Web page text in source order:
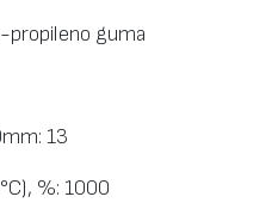
propileno guma
13
%: 1000